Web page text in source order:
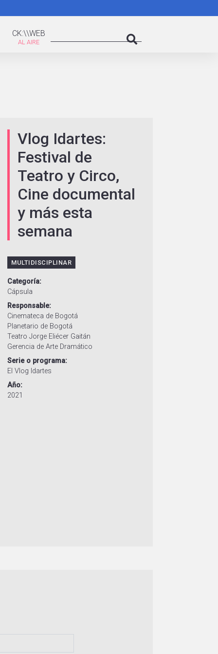
CK:\\WEB
Vlog Idartes:
Festival de
Teatro y Circo,
Cine documental
y más esta
semana
MULTIDISCIPLINAR
Categoría
Cápsula
Responsable
Cinemateca de Bogotá
Planetario de Bogotá
Teatro Jorge Eliécer Gaitán
Gerencia de Arte Dramático
Serie o programa
El Vlog Idartes
Año
2021